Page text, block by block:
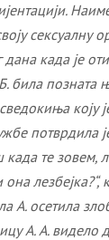
сексуалну
дана када је
била позната
ведокиња коју
потврдила
те зовем,
лезбејка?“,
А. осетила
А. А. видело